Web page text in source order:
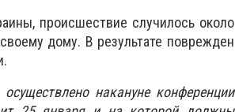
происшествие случилось около
дому. В результате поврежден
накануне конференции